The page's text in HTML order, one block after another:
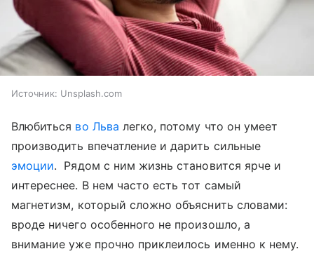
Источник: Unsplash.com
Влюбиться во Льва легко, потому что он умеет
производить впечатление и дарить сильные
эмоции. Рядом с ним жизнь становится ярче и
интереснее. В нем часто есть тот самый
магнетизм, который сложно объяснить словами:
вроде ничего особенного не произошло, а
внимание уже прочно приклеилось именно к нему.